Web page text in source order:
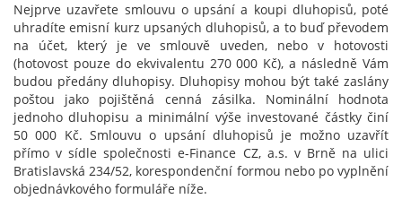
Nejprve uzavřete smlouvu o upsání a koupi dluhopisů, poté
uhradíte emisní kurz upsaných dluhopisů, a to buď převodem
na účet, který je ve smlouvě uveden, nebo v hotovosti
(hotovost pouze do ekvivalentu 270 000 Kč), a následně Vám
budou předány dluhopisy. Dluhopisy mohou být také zaslány
poštou jako pojištěná cenná zásilka. Nominální hodnota
jednoho dluhopisu a minimální výše investované částky činí
50 000 Kč. Smlouvu o upsání dluhopisů je možno uzavřít
přímo v sídle společnosti e-Finance CZ, a.s. v Brně na ulici
Bratislavská 234/52, korespondenční formou nebo po vyplnění
objednávkového formuláře níže.